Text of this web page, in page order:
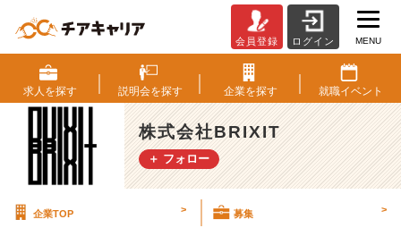
ン
サ
イ
ト
ソ
リ
会員登録 ログイン MENU
求人を探す 説明会を探す 企業を探す 就職イベント
株式会社BRIXIT
＋ フォロー
企業TOP > 募集 >